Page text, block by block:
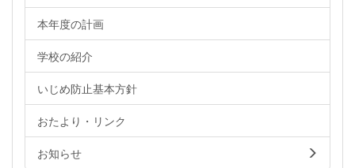
本年度の計画
学校の紹介
いじめ防止基本方針
おたより・リンク
お知らせ